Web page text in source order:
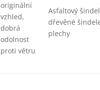
originální
vzhled,
dobrá
odolnost
proti větru
Asfaltový
dřevěné
plechy